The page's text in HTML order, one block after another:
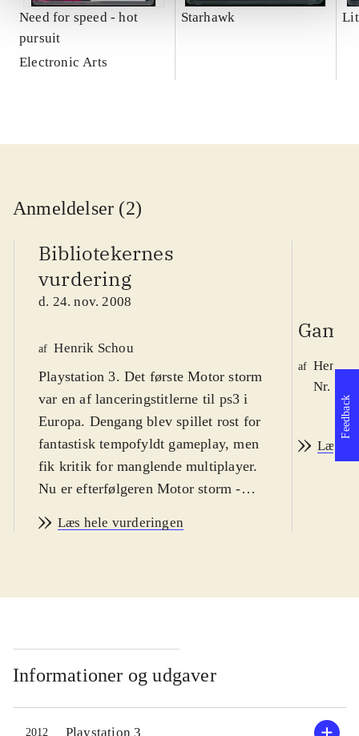
Need for speed - hot
pursuit
Electronic Arts
Starhawk
Anmeldelser (2)
Bibliotekernes
vurdering
d. 24. nov. 2008
af Henrik Schou
Playstation 3. Det første Motor storm
var en af lanceringstitlerne til ps3 i
Europa. Dengang blev spillet rost for
fantastisk tempofyldt gameplay, men
fik kritik for manglende multiplayer.
Nu er efterfølgeren Motor storm -
op på alle problemerne. I stedet for at
igen skal køre racerløb i en lang
køretøjer, der spænder fra
motorcykler over rallybiler til
lastbiler. Som i det første spil spiller
omgivelserne meget ind under løbene
Læs hele vurderingen
af Henrik
Nr. 95
Læs
Informationer og udgaver
2012 Playstation 3
Feedback